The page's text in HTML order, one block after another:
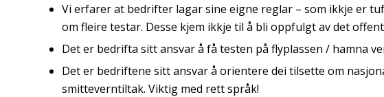
Vi erfarer at bedrifter lagar sine eigne reglar – som ikkje er
om fleire testar. Desse kjem ikkje til å bli oppfulgt av det
Det er bedrifta sitt ansvar å få testen på flyplassen / hamna
Det er bedriftene sitt ansvar å orientere dei tilsette om
smitteverntiltak. Viktig med rett språk!